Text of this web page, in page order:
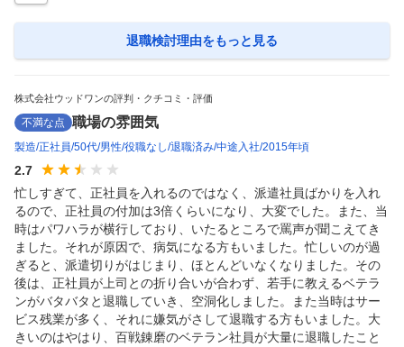
退職検討理由をもっと見る
株式会社ウッドワンの評判・クチコミ・評価
不満な点 職場の雰囲気
製造 正社員 50代 男性 役職なし 退職済み 中途入社 2015年頃
2.7
忙しすぎて、正社員を入れるのではなく、派遣社員ばかりを入れ
るので、正社員の付加は3倍くらいになり、大変でした。また、当
時はパワハラが横行しており、いたるところで罵声が聞こえてき
ました。それが原因で、病気になる方もいました。忙しいのが過
ぎると、派遣切りがはじまり、ほとんどいなくなりました。その
後は、正社員が上司との折り合いが合わず、若手に教えるベテラ
ンがバタバタと退職していき、空洞化しました。また当時はサー
ビス残業が多く、それに嫌気がさして退職する方もいました。大
きいのはやはり、百戦錬磨のベテラン社員が大量に退職したこと